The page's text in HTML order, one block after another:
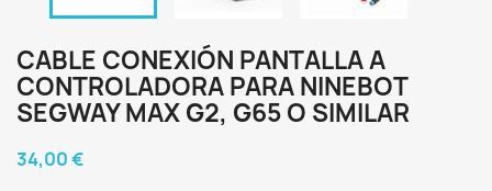
CABLE CONEXIÓN PANTALLA A
CONTROLADORA PARA NINEBOT
SEGWAY MAX G2, G65 O SIMILAR
34,00 €